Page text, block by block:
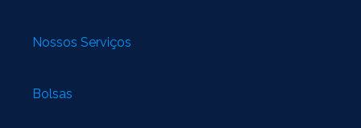
Nossos Serviços
Bolsas